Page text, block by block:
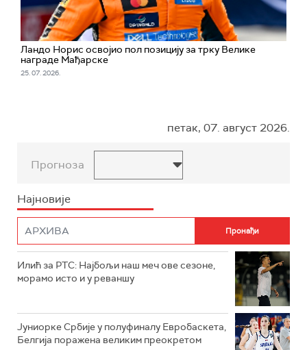
Ландо Норис освојио пол позицију за трку Велике
награде Мађарске
25. 07. 2026.
петак, 07. август 2026.
Прогноза
Најновије
Илић за РТС: Најбољи наш меч ове сезоне,
морамо исто и у реваншу
Јуниорке Србије у полуфиналу Евробаскета,
Белгија поражена великим преокретом